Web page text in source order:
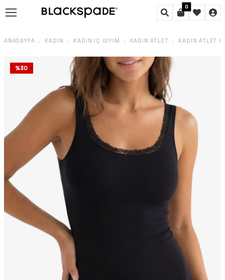
0
ANASAYFA / KADIN / KADIN İÇ GIYIM / KADIN ATLET / KADIN ATLET
%30